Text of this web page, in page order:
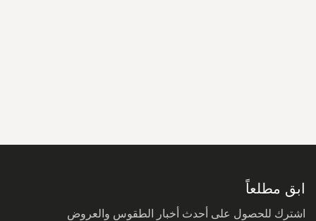
ابق مطلعاً
اشترك للحصول على أحدث أخبار الطقوس والعروض